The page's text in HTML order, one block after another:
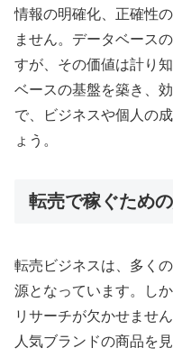
情報の明確化、正確性
ません。データベース
すが、その価値は計り
ベースの基盤を築き、
で、ビジネスや個人の
ょう。
転売で稼ぐため
転売ビジネスは、多く
源となっています。し
リサーチが欠かせませ
人気ブランドの商品を